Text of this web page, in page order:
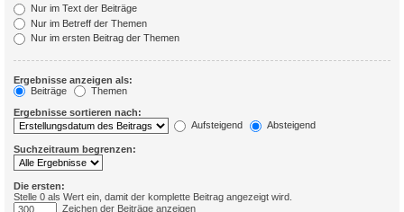
Nur im Text der Beiträge
Nur im Betreff der Themen
Nur im ersten Beitrag der Themen
Ergebnisse anzeigen als:
Beiträge
Themen
Ergebnisse sortieren nach:
Aufsteigend
Absteigend
Suchzeitraum begrenzen:
Die ersten:
Stelle 0 als Wert ein, damit der komplette Beitrag angezeigt wird.
Zeichen der Beiträge anzeigen